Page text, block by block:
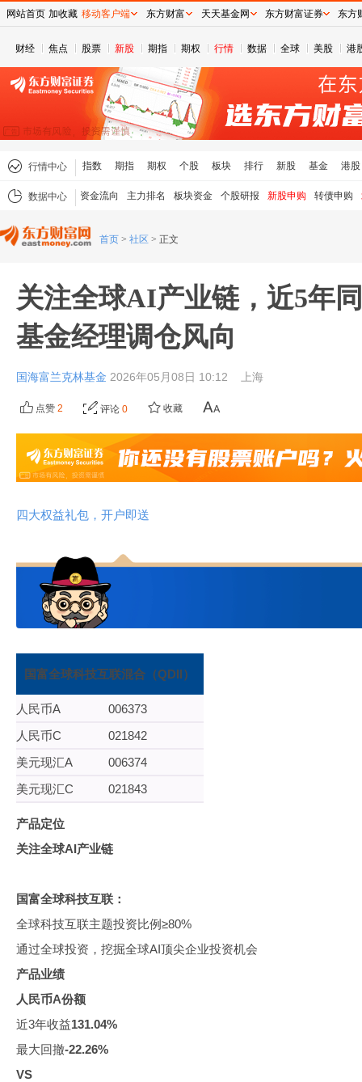
财经 焦点 股票 新股 期指 期权 行情 数据 全球 美股 港
行情中心 指数 期指 期权 个股 板块 排行 新股 基金 港股
数据中心 资金流向 主力排名 板块资金 个股研报 新股申购 转债申购
首页 > 社区 > 正文
关注全球AI产业链，近5年
基金经理调仓风向
国海富兰克林基金 2026年05月08日 10:12 上海
点赞 2 评论 0 收藏
四大权益礼包，开户即送
国富全球科技互联混合（QDII）
人民币A
006373
人民币C
021842
美元现汇A
006374
美元现汇C
021843
产品定位
关注全球AI产业链
国富全球科技互联：
全球科技互联主题投资比例≥80%
通过全球投资，挖掘全球AI顶尖企业投资机会
产品业绩
人民币A份额
近3年收益131.04%
最大回撤-22.26%
VS
网站首页 加收藏 移动客户端 东方财富 天天基金网 东方财富证券 东方